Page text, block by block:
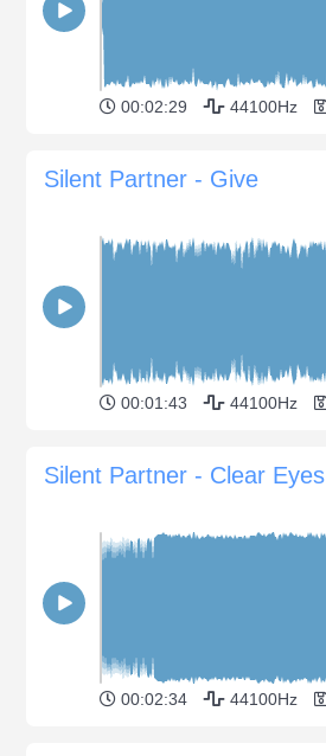
00:02:29 44100Hz
Silent Partner - Give
00:01:43 44100Hz
Silent Partner - Clear Eyes
00:02:34 44100Hz